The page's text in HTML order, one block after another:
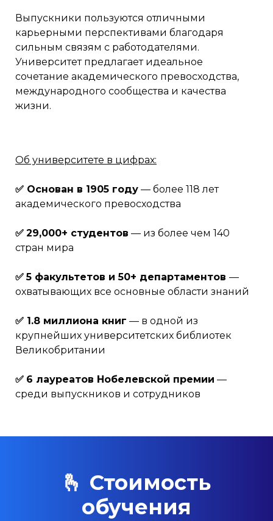
Выпускники пользуются отличными
карьерными перспективами благодаря
сильным связям с работодателями.
Университет предлагает идеальное
сочетание академического превосходства,
международного сообщества и качества
жизни.
Об университете в цифрах:
✅ Основан в 1905 году — более 118 лет
академического превосходства
✅ 29,000+ студентов — из более чем 140
стран мира
✅ 5 факультетов и 50+ департаментов —
охватывающих все основные области знаний
✅ 1.8 миллиона книг — в одной из
крупнейших университетских библиотек
Великобритании
✅ 6 лауреатов Нобелевской премии —
среди выпускников и сотрудников
🫰 Стоимость
обучения